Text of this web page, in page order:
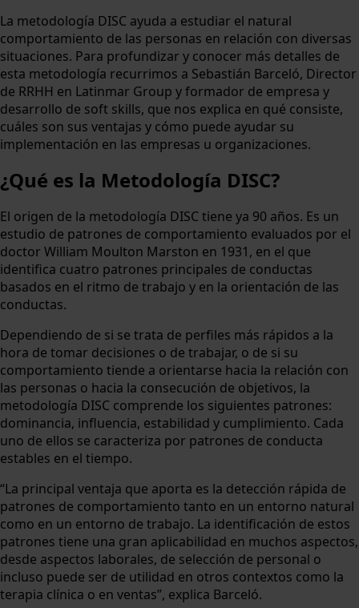
La metodología DISC ayuda a estudiar el natural
comportamiento de las personas en relación con diversas
situaciones. Para profundizar y conocer más detalles de
esta metodología recurrimos a Sebastián Barceló, Director
de RRHH en Latinmar Group y formador de empresa y
desarrollo de soft skills, que nos explica en qué consiste,
cuáles son sus ventajas y cómo puede ayudar su
implementación en las empresas u organizaciones.
¿Qué es la Metodología DISC?
El origen de la metodología DISC tiene ya 90 años. Es un
estudio de patrones de comportamiento evaluados por el
doctor William Moulton Marston en 1931, en el que
identifica cuatro patrones principales de conductas
basados en el ritmo de trabajo y en la orientación de las
conductas.
Dependiendo de si se trata de perfiles más rápidos a la
hora de tomar decisiones o de trabajar, o de si su
comportamiento tiende a orientarse hacia la relación con
las personas o hacia la consecución de objetivos, la
metodología DISC comprende los siguientes patrones:
dominancia, influencia, estabilidad y cumplimiento. Cada
uno de ellos se caracteriza por patrones de conducta
estables en el tiempo.
“La principal ventaja que aporta es la detección rápida de
patrones de comportamiento tanto en un entorno natural
como en un entorno de trabajo. La identificación de estos
patrones tiene una gran aplicabilidad en muchos aspectos,
desde aspectos laborales, de selección de personal o
incluso puede ser de utilidad en otros contextos como la
terapia clínica o en ventas”, explica Barceló.